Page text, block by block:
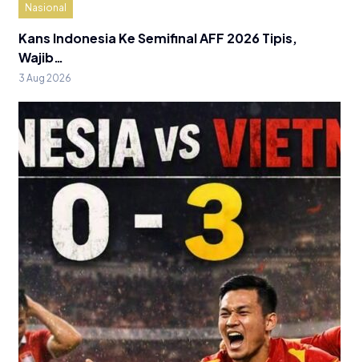
Nasional
Kans Indonesia Ke Semifinal AFF 2026 Tipis,
Wajib…
3 Aug 2026